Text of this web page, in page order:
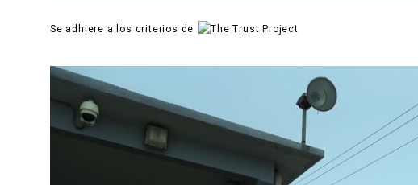
Se adhiere a los criterios de